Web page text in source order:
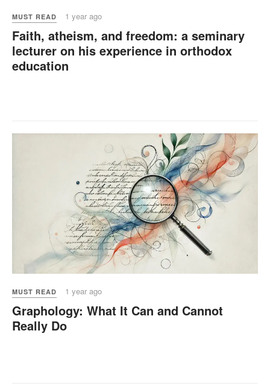
MUST READ 1 year ago
Faith, atheism, and freedom: a seminary
lecturer on his experience in orthodox
education
MUST READ 1 year ago
Graphology: What It Can and Cannot
Really Do